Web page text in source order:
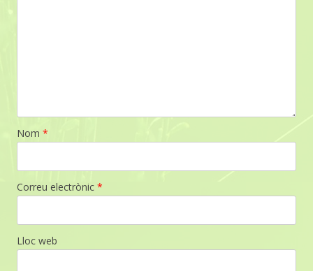
Nom *
Correu electrònic *
Lloc web